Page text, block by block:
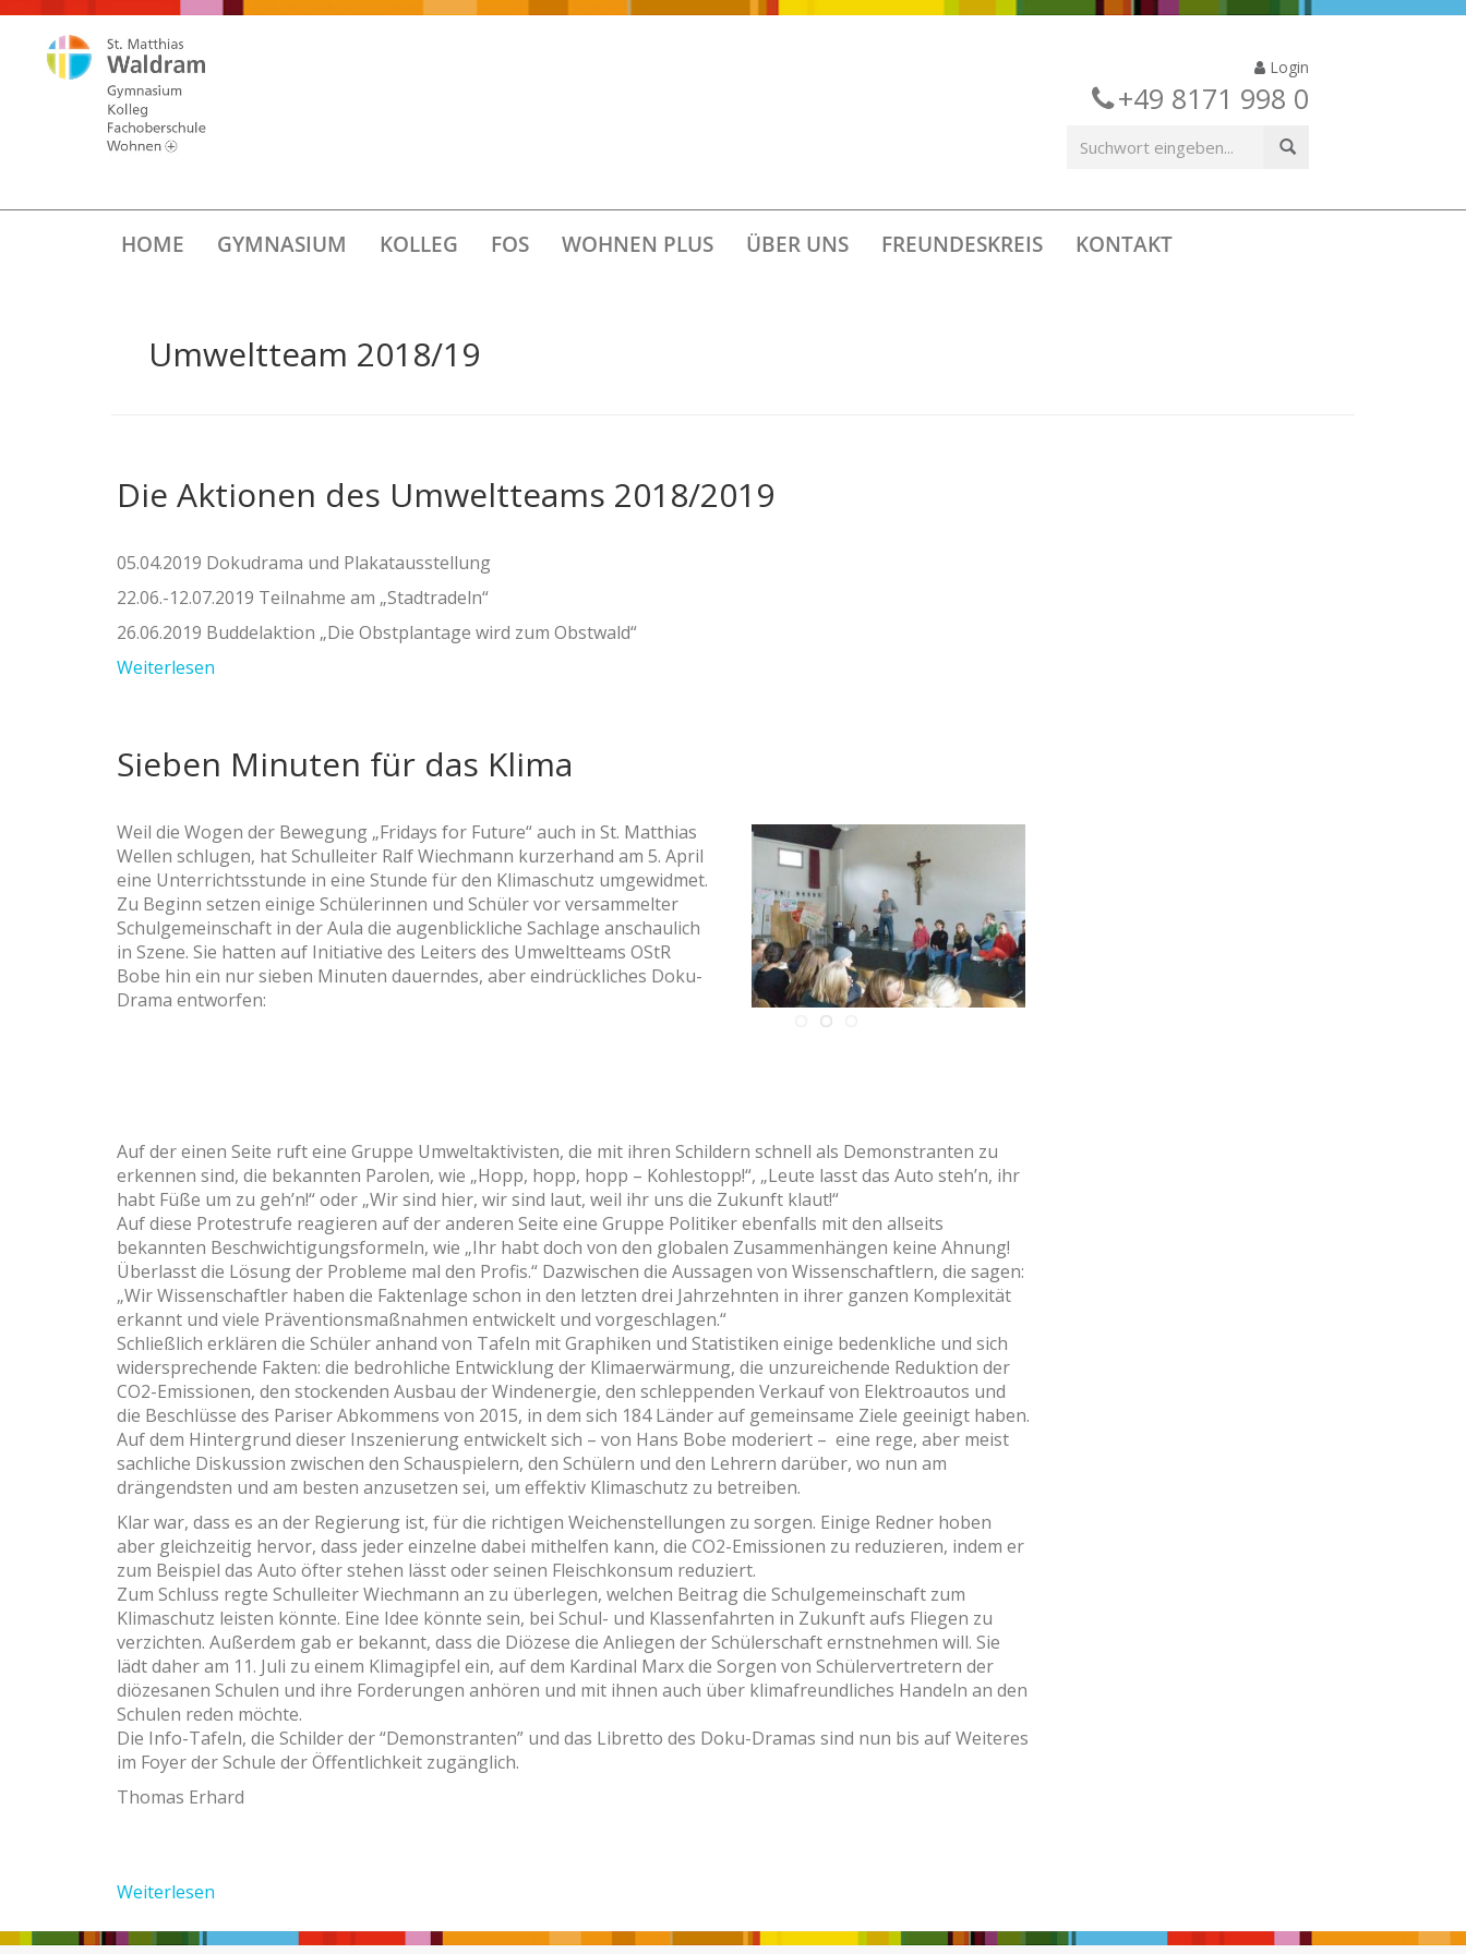
Login
+49 8171 998 0
HOME GYMNASIUM KOLLEG FOS WOHNEN PLUS ÜBER UNS FREUNDESKREIS KONTAKT
Umweltteam 2018/19
Die Aktionen des Umweltteams 2018/2019
05.04.2019 Dokudrama und Plakatausstellung
22.06.-12.07.2019 Teilnahme am „Stadtradeln“
26.06.2019 Buddelaktion „Die Obstplantage wird zum Obstwald“
Weiterlesen
Sieben Minuten für das Klima
Weil die Wogen der Bewegung „Fridays for Future“ auch in St. Matthias
Wellen schlugen, hat Schulleiter Ralf Wiechmann kurzerhand am 5. April
eine Unterrichtsstunde in eine Stunde für den Klimaschutz umgewidmet.
Zu Beginn setzen einige Schülerinnen und Schüler vor versammelter
Schulgemeinschaft in der Aula die augenblickliche Sachlage anschaulich
in Szene. Sie hatten auf Initiative des Leiters des Umweltteams OStR
Bobe hin ein nur sieben Minuten dauerndes, aber eindrückliches Doku-
Drama entworfen:
Auf der einen Seite ruft eine Gruppe Umweltaktivisten, die mit ihren Schildern schnell als Demonstranten zu
erkennen sind, die bekannten Parolen, wie „Hopp, hopp, hopp – Kohlestopp!“, „Leute lasst das Auto steh’n, ihr
habt Füße um zu geh’n!“ oder „Wir sind hier, wir sind laut, weil ihr uns die Zukunft klaut!“
Auf diese Protestrufe reagieren auf der anderen Seite eine Gruppe Politiker ebenfalls mit den allseits
bekannten Beschwichtigungsformeln, wie „Ihr habt doch von den globalen Zusammenhängen keine Ahnung!
Überlasst die Lösung der Probleme mal den Profis.“ Dazwischen die Aussagen von Wissenschaftlern, die sagen:
„Wir Wissenschaftler haben die Faktenlage schon in den letzten drei Jahrzehnten in ihrer ganzen Komplexität
erkannt und viele Präventionsmaßnahmen entwickelt und vorgeschlagen.“
Schließlich erklären die Schüler anhand von Tafeln mit Graphiken und Statistiken einige bedenkliche und sich
widersprechende Fakten: die bedrohliche Entwicklung der Klimaerwärmung, die unzureichende Reduktion der
CO2-Emissionen, den stockenden Ausbau der Windenergie, den schleppenden Verkauf von Elektroautos und
die Beschlüsse des Pariser Abkommens von 2015, in dem sich 184 Länder auf gemeinsame Ziele geeinigt haben.
Auf dem Hintergrund dieser Inszenierung entwickelt sich – von Hans Bobe moderiert – eine rege, aber meist
sachliche Diskussion zwischen den Schauspielern, den Schülern und den Lehrern darüber, wo nun am
drängendsten und am besten anzusetzen sei, um effektiv Klimaschutz zu betreiben.
Klar war, dass es an der Regierung ist, für die richtigen Weichenstellungen zu sorgen. Einige Redner hoben
aber gleichzeitig hervor, dass jeder einzelne dabei mithelfen kann, die CO2-Emissionen zu reduzieren, indem er
zum Beispiel das Auto öfter stehen lässt oder seinen Fleischkonsum reduziert.
Zum Schluss regte Schulleiter Wiechmann an zu überlegen, welchen Beitrag die Schulgemeinschaft zum
Klimaschutz leisten könnte. Eine Idee könnte sein, bei Schul- und Klassenfahrten in Zukunft aufs Fliegen zu
verzichten. Außerdem gab er bekannt, dass die Diözese die Anliegen der Schülerschaft ernstnehmen will. Sie
lädt daher am 11. Juli zu einem Klimagipfel ein, auf dem Kardinal Marx die Sorgen von Schülervertretern der
diözesanen Schulen und ihre Forderungen anhören und mit ihnen auch über klimafreundliches Handeln an den
Schulen reden möchte.
Die Info-Tafeln, die Schilder der “Demonstranten” und das Libretto des Doku-Dramas sind nun bis auf Weiteres
im Foyer der Schule der Öffentlichkeit zugänglich.
Thomas Erhard
Weiterlesen